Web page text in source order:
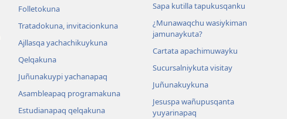
Folletokuna
Tratadokuna, invitacionkuna
Ajllasqa yachachikuykuna
Qelqakuna
Juñunakuypi yachanapaq
Asambleapaq programakuna
Estudianapaq qelqakuna
Sapa kutilla tapukusqanku
¿Munawaqchu wasiykiman
jamunaykuta?
Cartata apachimuwayku
Sucursalniykuta visitay
Juñunakuykuna
Jesuspa wañupusqanta
yuyarinapaq